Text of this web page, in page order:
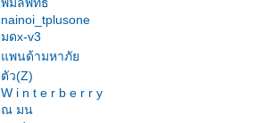
nainoi_tplusone
มดx-v3
พนด้ามหาภั
ตัว(Z)
W i n t e r b e r r y
ณ มน